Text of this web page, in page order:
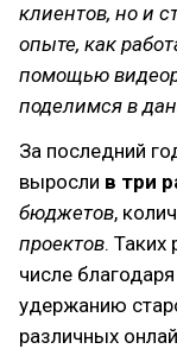
клиентов, но и
опыте, как
помощью
поделимся в
За последний
выросли в три
бюджетов,
проектов. Таких
числе
удержанию
различных